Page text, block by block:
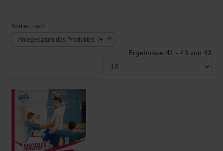
Sortiert nach
Anlegedatum des Produktes -/+
Ergebnisse 41 - 43 von 43